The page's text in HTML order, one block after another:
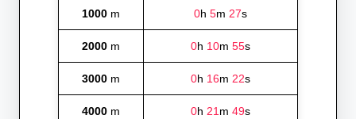
1000 m 0h 5m 27s
2000 m 0h 10m 55s
3000 m 0h 16m 22s
4000 m 0h 21m 49s